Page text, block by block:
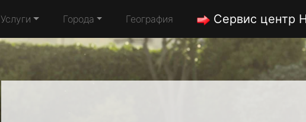
Услуги Города География Сервис центр